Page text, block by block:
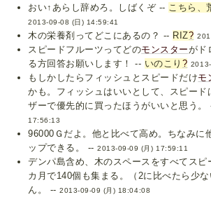
おい↑あらし辞めろ。しばくぞ -- こちら、
2013-09-08 (日) 14:59:41
木の栄養剤ってどこにあるの？ -- RIZ?
スピードフルーツってどのモンスターがド
る方回答お願いします！ -- いのこり ?
もしかしたらフィッシュとスピードだけモ
かも。フィッシュはいいとして、スピー
ザーで優先的に買ったほうがいいと思う。
17:56:13
96000Ｇだよ。他と比べて高め。ちなみに
ップできる。 --2013-09-09 (月) 17:59:11
デンパ島含め、木のスペースをすべてスピ
カ月で140個も集まる。（2に比べたら少
ん。 --2013-09-09 (月) 18:04:08